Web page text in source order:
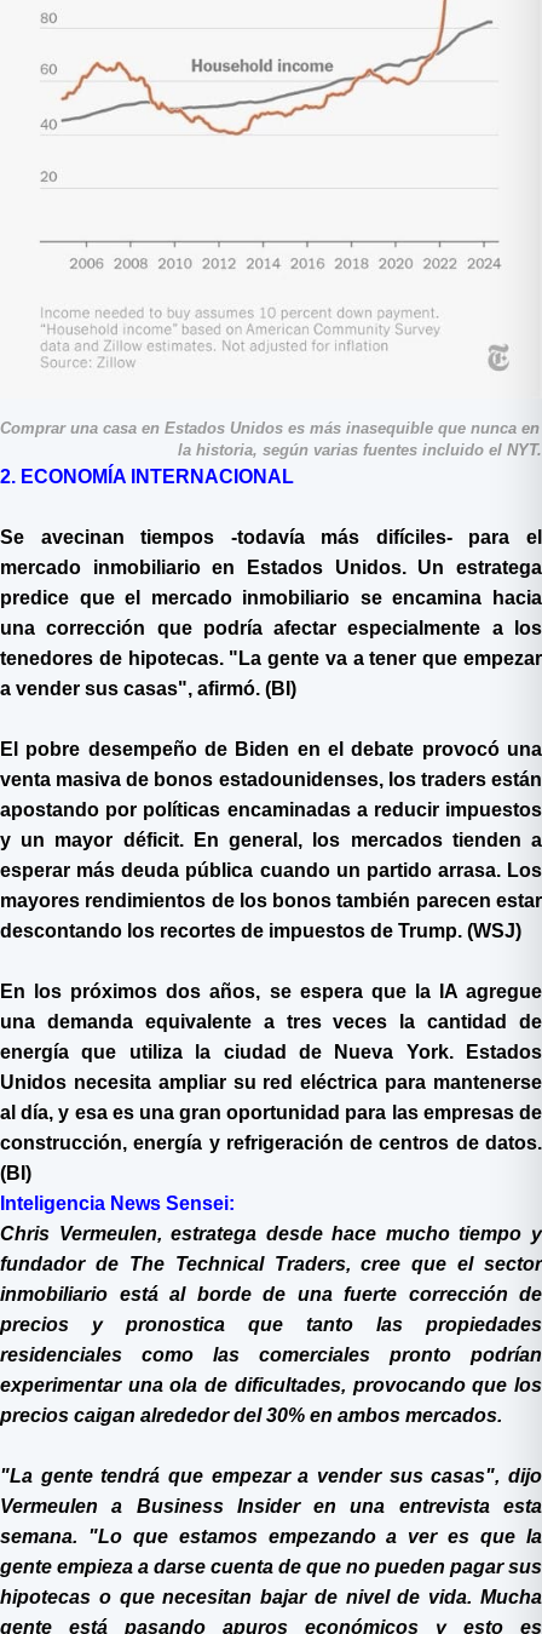
Comprar una casa en Estados Unidos es más inasequible que nunca en
la historia, según varias fuentes incluido el NYT.
2. ECONOMÍA INTERNACIONAL
Se avecinan tiempos -todavía más difíciles- para el
mercado inmobiliario en Estados Unidos. Un estratega
predice que el mercado inmobiliario se encamina hacia
una corrección que podría afectar especialmente a los
tenedores de hipotecas. "La gente va a tener que empezar
a vender sus casas", afirmó. (BI)
El pobre desempeño de Biden en el debate provocó una
venta masiva de bonos estadounidenses, los traders están
apostando por políticas encaminadas a reducir impuestos
y un mayor déficit. En general, los mercados tienden a
esperar más deuda pública cuando un partido arrasa. Los
mayores rendimientos de los bonos también parecen estar
descontando los recortes de impuestos de Trump. (WSJ)
En los próximos dos años, se espera que la IA agregue
una demanda equivalente a tres veces la cantidad de
energía que utiliza la ciudad de Nueva York. Estados
Unidos necesita ampliar su red eléctrica para mantenerse
al día, y esa es una gran oportunidad para las empresas de
construcción, energía y refrigeración de centros de datos.
(BI)
Inteligencia News Sensei:
Chris Vermeulen, estratega desde hace mucho tiempo y
fundador de The Technical Traders, cree que el sector
inmobiliario está al borde de una fuerte corrección de
precios y pronostica que tanto las propiedades
residenciales como las comerciales pronto podrían
experimentar una ola de dificultades, provocando que los
precios caigan alrededor del 30% en ambos mercados.
"La gente tendrá que empezar a vender sus casas", dijo
Vermeulen a Business Insider en una entrevista esta
semana. "Lo que estamos empezando a ver es que la
gente empieza a darse cuenta de que no pueden pagar sus
hipotecas o que necesitan bajar de nivel de vida. Mucha
gente está pasando apuros económicos y esto es